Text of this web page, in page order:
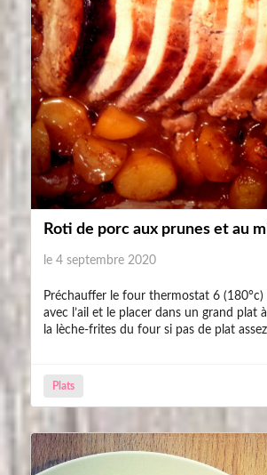
Roti de porc aux prunes et au
le 4 septembre 2020
Préchauffer le four thermostat 6
avec l’ail et le placer dans un grand plat
la lèche-frites du four si pas de plat
Plats